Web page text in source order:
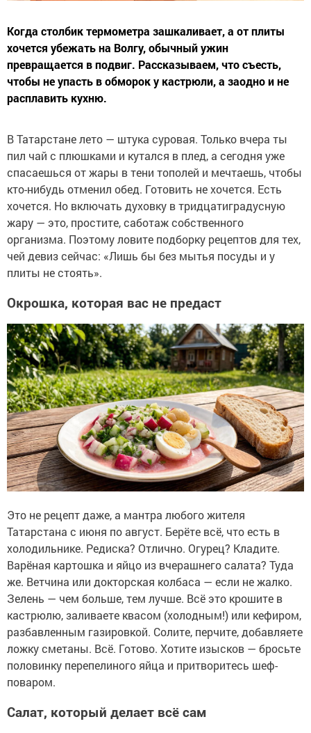
Когда столбик термометра зашкаливает, а от плиты
хочется убежать на Волгу, обычный ужин
превращается в подвиг. Рассказываем, что съесть,
чтобы не упасть в обморок у кастрюли, а заодно и не
расплавить кухню.
В Татарстане лето — штука суровая. Только вчера ты
пил чай с плюшками и кутался в плед, а сегодня уже
спасаешься от жары в тени тополей и мечтаешь, чтобы
кто-нибудь отменил обед. Готовить не хочется. Есть
хочется. Но включать духовку в тридцатиградусную
жару — это, простите, саботаж собственного
организма. Поэтому ловите подборку рецептов для тех,
чей девиз сейчас: «Лишь бы без мытья посуды и у
плиты не стоять».
Окрошка, которая вас не предаст
Это не рецепт даже, а мантра любого жителя
Татарстана с июня по август. Берёте всё, что есть в
холодильнике. Редиска? Отлично. Огурец? Кладите.
Варёная картошка и яйцо из вчерашнего салата? Туда
же. Ветчина или докторская колбаса — если не жалко.
Зелень — чем больше, тем лучше. Всё это крошите в
кастрюлю, заливаете квасом (холодным!) или кефиром,
разбавленным газировкой. Солите, перчите, добавляете
ложку сметаны. Всё. Готово. Хотите изысков — бросьте
половинку перепелиного яйца и притворитесь шеф-
поваром.
Салат, который делает всё сам